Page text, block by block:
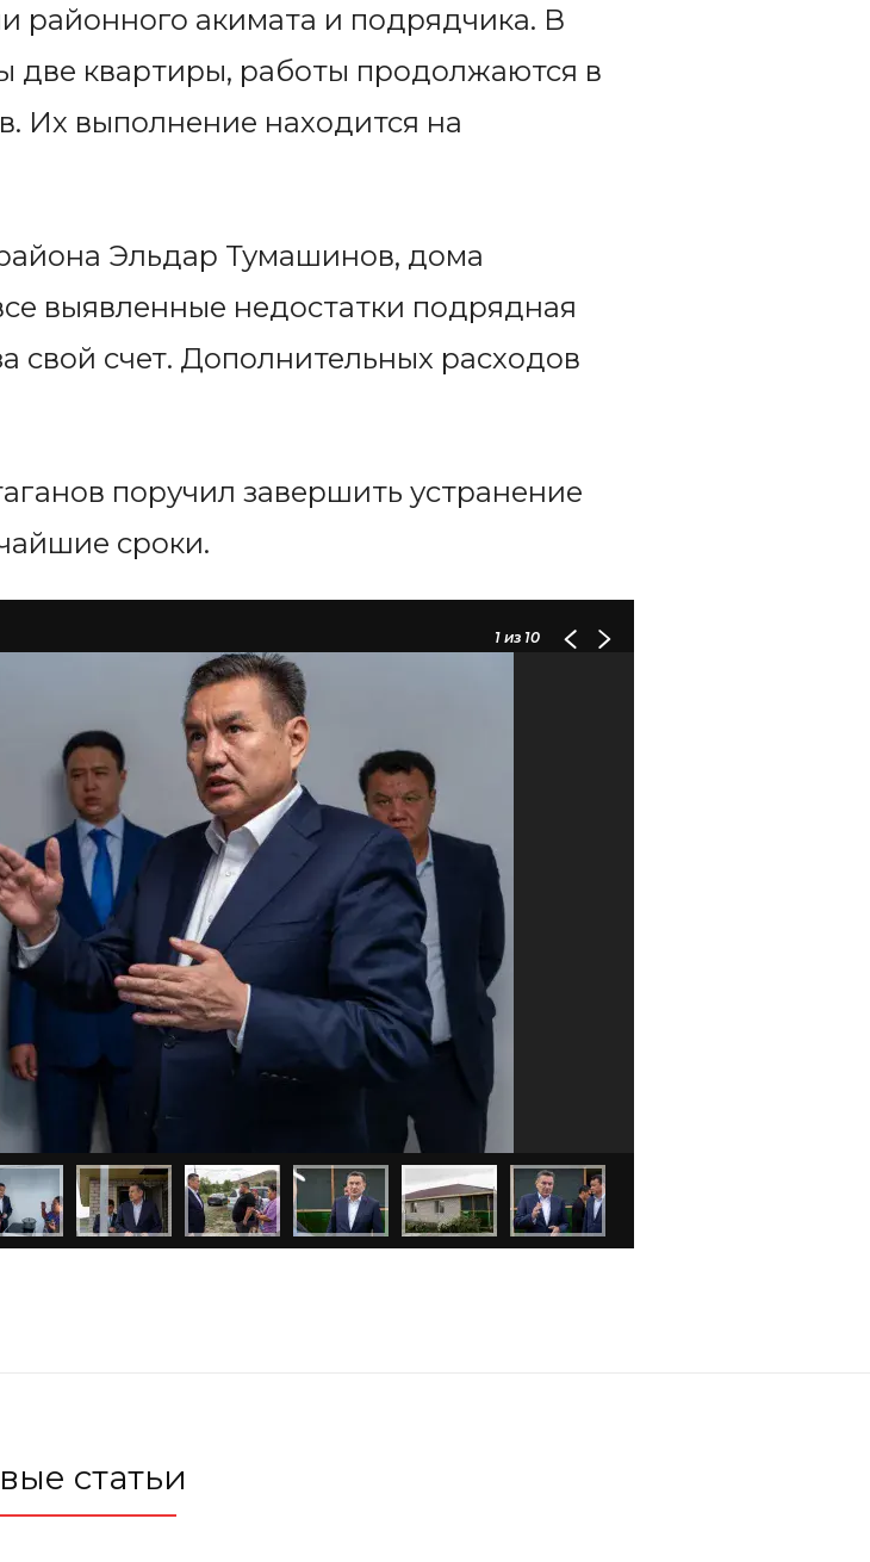
районного акимата и подрядчика. В
две квартиры, работы продолжаются в
Их выполнение находится на
Эльдар Тумашинов, дома
выявленные недостатки подрядная
свой счет. Дополнительных расходов
поручил завершить устранение
сроки.
1 из 10
статьи